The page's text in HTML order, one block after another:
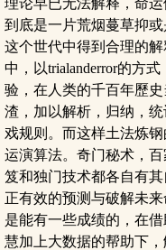
理论早已无法解释，命
到底是一片荒烟蔓草抑
这个世代中得到合理的
中，以trialanderror的方
验，在人类的千百年歷
渣，加以解析，归纳，
戏规则。而这样土法炼
运演算法。奇门秘术，
笈和独门技术都各自有
正有效的预测与破解未
是能有一些成绩的，在
慧加上大数据的帮助下